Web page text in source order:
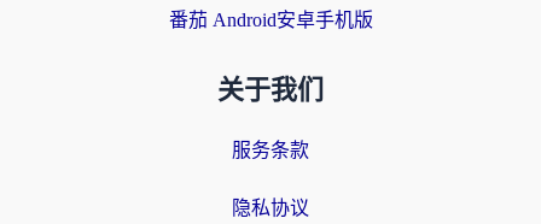
番茄 Android安卓手机版
关于我们
服务条款
隐私协议